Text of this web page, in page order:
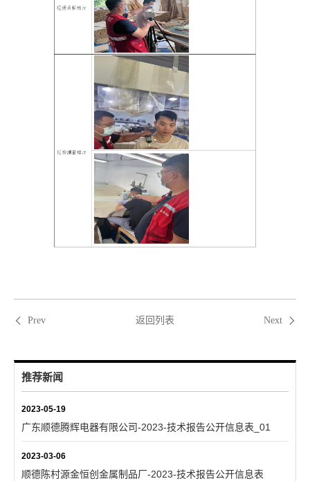
Prev 返回列表 Next
推荐新闻
2023-05-19
广东顺德腾辉电器有限公司-2023-技术报告公开信息表_01
2023-03-06
顺德陈村源金恒创金属制品厂-2023-技术报告公开信息表